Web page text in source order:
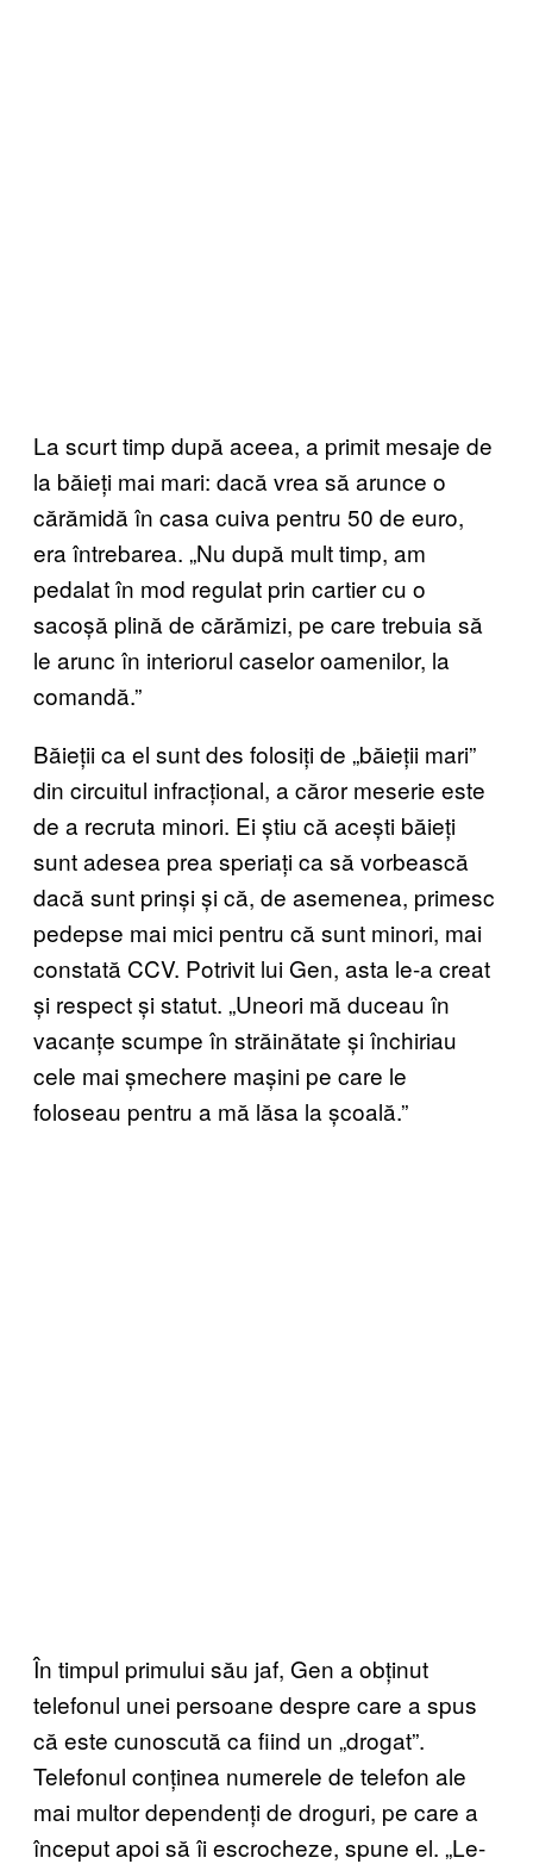
La scurt timp după aceea, a primit mesaje de
la băieți mai mari: dacă vrea să arunce o
cărămidă în casa cuiva pentru 50 de euro,
era întrebarea. „Nu după mult timp, am
pedalat în mod regulat prin cartier cu o
sacoșă plină de cărămizi, pe care trebuia să
le arunc în interiorul caselor oamenilor, la
comandă.”
Băieții ca el sunt des folosiți de „băieții mari”
din circuitul infracțional, a căror meserie este
de a recruta minori. Ei știu că acești băieți
sunt adesea prea speriați ca să vorbească
dacă sunt prinși și că, de asemenea, primesc
pedepse mai mici pentru că sunt minori, mai
constată CCV. Potrivit lui Gen, asta le-a creat
și respect și statut. „Uneori mă duceau în
vacanțe scumpe în străinătate și închiriau
cele mai șmechere mașini pe care le
foloseau pentru a mă lăsa la școală.”
În timpul primului său jaf, Gen a obținut
telefonul unei persoane despre care a spus
că este cunoscută ca fiind un „drogat”.
Telefonul conținea numerele de telefon ale
mai multor dependenți de droguri, pe care a
început apoi să îi escrocheze, spune el. „Le-